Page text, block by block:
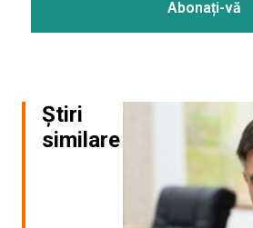
Știri
similare